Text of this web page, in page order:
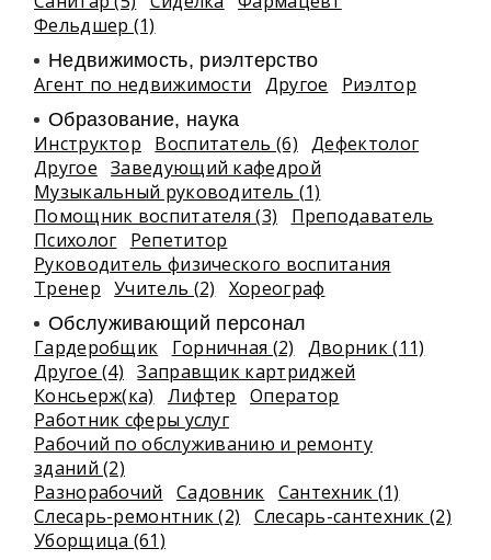
Фельдшер (1)
Недвижимость, риэлтeрство
Агент по недвижимости Другое Риэлтор
Образование, наука
Инструктор Воспитатель (6) Дефектолог
Другое Заведующий кафедрой
Музыкальный руководитель (1)
Помощник воспитателя (3)
Преподаватель
Психолог
Репетитор
Руководитель физического воспитания
Тренер Учитель (2) Хореограф
Обслуживающий персонал
Гардеробщик Горничная (2)
Дворник (11)
Другое (4)
Заправщик картриджей
Консьерж(ка)
Лифтер
Оператор
Работник сферы услуг
Рабочий по обслуживанию и ремонту
зданий (2)
Разнорабочий
Садовник Сантехник (1)
Слесарь-ремонтник (2)
Слесарь-сантехник (2)
Уборщица (61)